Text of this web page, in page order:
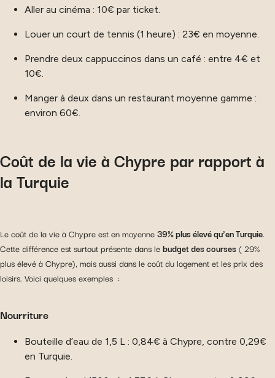
Aller au cinéma : 10€ par ticket.
Louer un court de tennis (1 heure) : 23€ en moyenne.
Prendre deux cappuccinos dans un café : entre 4€ et
10€.
Manger à deux dans un restaurant moyenne gamme :
environ 60€.
Coût de la vie à Chypre par rapport à
la Turquie
Le coût de la vie à Chypre est en moyenne39% plus élevé qu’en Turquie.
Cette différence est surtout présente dans lebudget des courses ( 29%
plus élevé à Chypre), mais aussi dans le coût du logement et les prix des
loisirs. Voici quelques exemples :
Nourriture
Bouteille d’eau de 1,5 L : 0,84€ à Chypre, contre 0,29€
en Turquie.